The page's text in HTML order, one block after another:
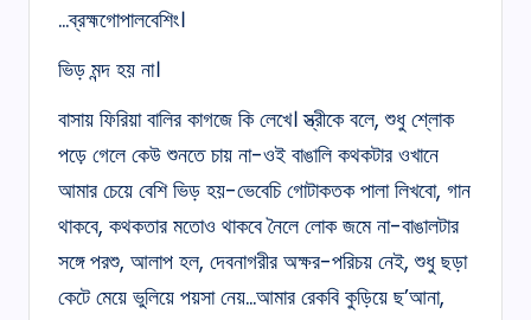
…ব্রহ্মগোপালবেশিং।
ভিড় মন্দ হয় না।
বাসায় ফিরিয়া বালির কাগজে কি লেখে। স্ত্রীকে বলে, শুধু শ্লোক
পড়ে গেলে কেউ শুনতে চায় না-ওই বাঙালি কথকটার ওখানে
আমার চেয়ে বেশি ভিড় হয়-ভেবেচি গোটাকতক পালা লিখবো, গান
থাকবে, কথকতার মতোও থাকবে নৈলে লোক জমে না-বাঙালটার
সঙ্গে পরশু, আলাপ হল, দেবনাগরীর অক্ষর-পরিচয় নেই, শুধু ছড়া
কেটে মেয়ে ভুলিয়ে পয়সা নেয়…আমার রেকবি কুড়িয়ে ছ’আনা,